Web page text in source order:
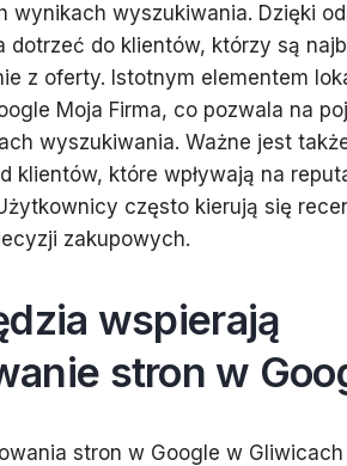
wynikach wyszukiwania. Dzięki
dotrzeć do klientów, którzy są
z oferty. Istotnym elementem
Moja Firma, co pozwala na
wyszukiwania. Ważne jest
klientów, które wpływają na
często kierują się
zakupowych.
wspierają
stron w
stron w Google w